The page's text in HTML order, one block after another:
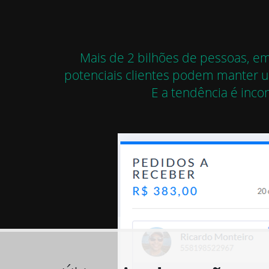
Mais de 2 bilhões de pessoas,
potenciais clientes podem manter
E a tendência é